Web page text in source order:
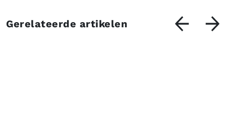
Gerelateerde artikelen